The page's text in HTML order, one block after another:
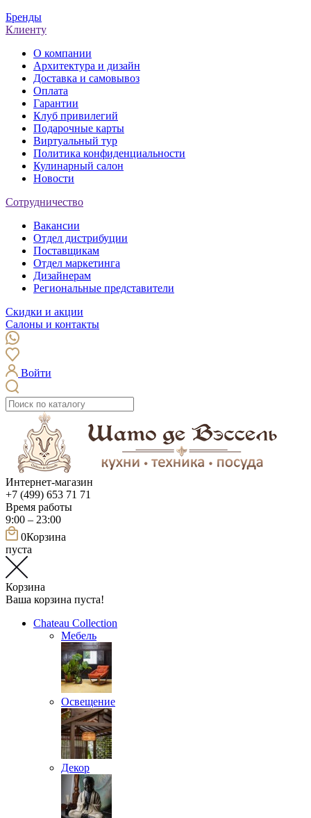
Бренды
Клиенту
О компании
Архитектура и дизайн
Доставка и самовывоз
Оплата
Гарантии
Клуб привилегий
Подарочные карты
Виртуальный тур
Политика конфиденциальности
Кулинарный салон
Новости
Сотрудничество
Вакансии
Отдел дистрибуции
Поставщикам
Отдел маркетинга
Дизайнерам
Региональные представители
Скидки и акции
Салоны и контакты
Войти
Интернет-магазин
+7 (499) 653 71 71
Время работы
9:00 – 23:00
0Корзина
пуста
Корзина
Ваша корзина пуста!
Chateau Collection
Мебель
Освещение
Декор